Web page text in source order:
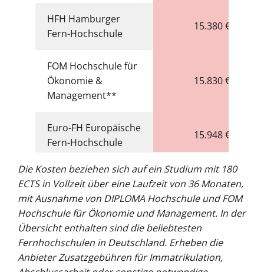
HFH Hamburger
Fern-Hochschule
15.380 €
FOM Hochschule für
Ökonomie &
Management**
15.830 €
Euro-FH Europäische
Fern-Hochschule
15.948 €
Die Kosten beziehen sich auf ein Studium mit 180
ECTS in Vollzeit über eine Laufzeit von 36 Monaten,
mit Ausnahme von DIPLOMA Hochschule und FOM
Hochschule für Ökonomie und Management. In der
Übersicht enthalten sind die beliebtesten
Fernhochschulen in Deutschland. Erheben die
Anbieter Zusatzgebühren für Immatrikulation,